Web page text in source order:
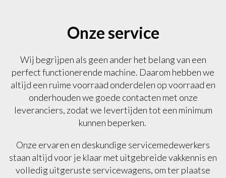
Onze service
Wij begrijpen als geen ander het belang van een
perfect functionerende machine. Daarom hebben we
altijd een ruime voorraad onderdelen op voorraad en
onderhouden we goede contacten met onze
leveranciers, zodat we levertijden tot een minimum
kunnen beperken.
Onze ervaren en deskundige servicemedewerkers
staan altijd voor je klaar met uitgebreide vakkennis en
volledig uitgeruste servicewagens, om ter plaatse